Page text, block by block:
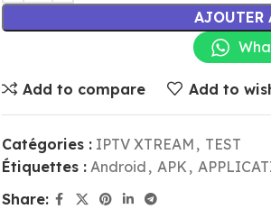
AJOUTER
Add to compare Add to
Catégories : IPTV XTREAM , TEST
Étiquettes : Android , APK,
Share: